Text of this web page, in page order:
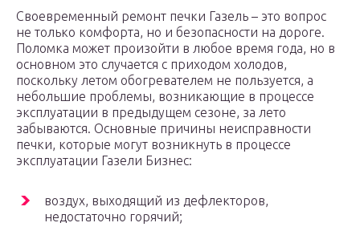
Своевременный ремонт печки Газель – это вопрос
не только комфорта, но и безопасности на дороге.
Поломка может произойти в любое время года, но в
основном это случается с приходом холодов,
поскольку летом обогревателем не пользуется, а
небольшие проблемы, возникающие в процессе
эксплуатации в предыдущем сезоне, за лето
забываются. Основные причины неисправности
печки, которые могут возникнуть в процессе
эксплуатации Газели Бизнес:
воздух, выходящий из дефлекторов,
недостаточно горячий;